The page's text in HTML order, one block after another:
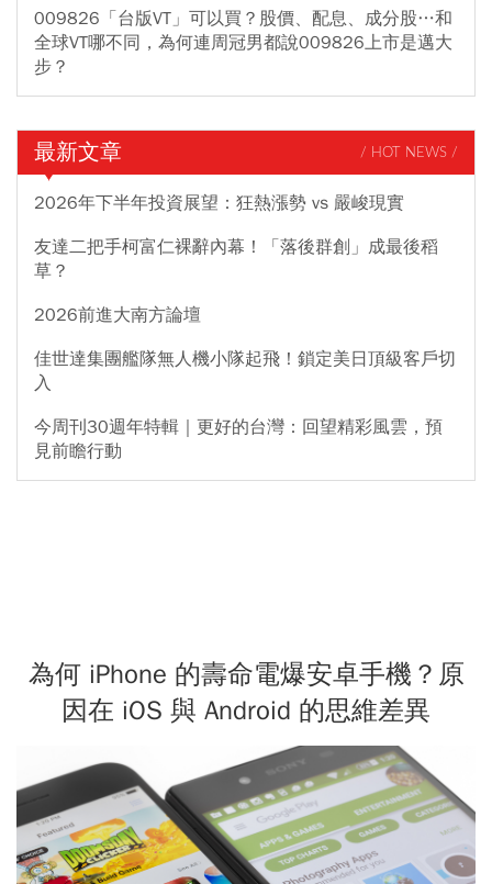
009826「台版VT」可以買？股價、配息、成分股…和
全球VT哪不同，為何連周冠男都說009826上市是邁大
步？
最新文章 / HOT NEWS /
2026年下半年投資展望：狂熱漲勢 vs 嚴峻現實
友達二把手柯富仁裸辭內幕！「落後群創」成最後稻
草？
2026前進大南方論壇
佳世達集團艦隊無人機小隊起飛！鎖定美日頂級客戶切
入
今周刊30週年特輯｜更好的台灣：回望精彩風雲，預
見前瞻行動
為何 iPhone 的壽命電爆安卓手機？原
因在 iOS 與 Android 的思維差異